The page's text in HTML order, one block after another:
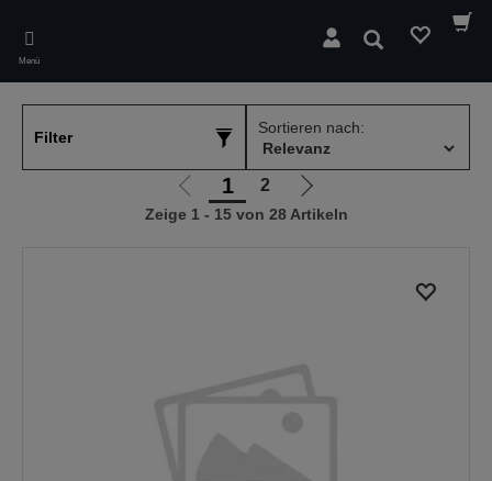
main
content
Menü
Suchen
Filter
Sortieren nach:
Zur
vorherigen
1 2
Zur
nächsten
Zeige 1 - 15 von 28 Artikeln